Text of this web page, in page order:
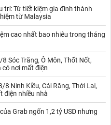
trí: Từ tiết kiệm gia đình thành
từ Malaysia
cao nhất bao nhiêu trong tháng
Sóc Trăng, Ô Môn, Thốt Nốt,
có nơi mất điện
8 Ninh Kiều, Cái Răng, Thới Lai,
điện nhiều nhà
Grab ngốn 1,2 tỷ USD nhưng